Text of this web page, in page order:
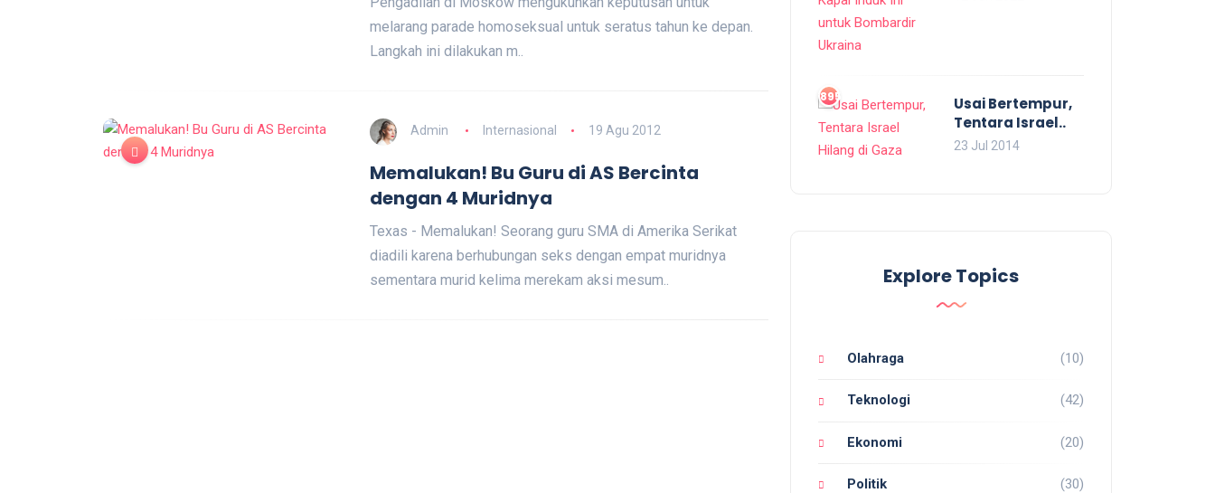
melarang parade homoseksual untuk seratus tahun ke depan.
Langkah ini dilakukan m..
Admin Internasional 19 Agu 2012
Memalukan! Bu Guru di AS Bercinta
dengan 4 Muridnya
Texas - Memalukan! Seorang guru SMA di Amerika Serikat
diadili karena berhubungan seks dengan empat muridnya
sementara murid kelima merekam aksi mesum..
895
Usai Bertempur,
Tentara Israel..
23 Jul 2014
Explore Topics
Olahraga (10)
Teknologi (42)
Ekonomi (20)
Politik (30)